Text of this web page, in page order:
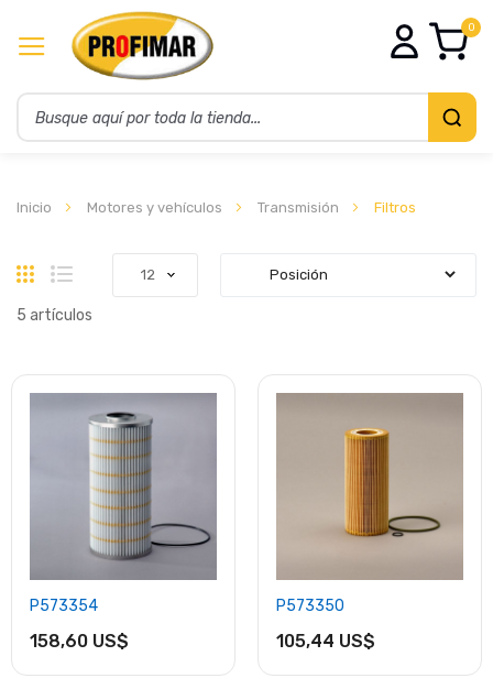
0
Inicio Motores y vehículos Transmisión Filtros
Parrilla
5 artículos
P573354
158,60 US$
P573350
105,44 US$